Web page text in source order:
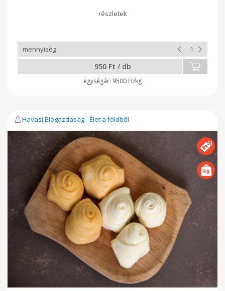
reszelve is kiváló. Tökéletes választás hidegtálakhoz,
szendvicsekhez vagy egy pohár bor mellé. 1db sajt ~10dkg
950 Ft / db
9500 Ft/kg
Havasi Biogazdaság - Élet a földből